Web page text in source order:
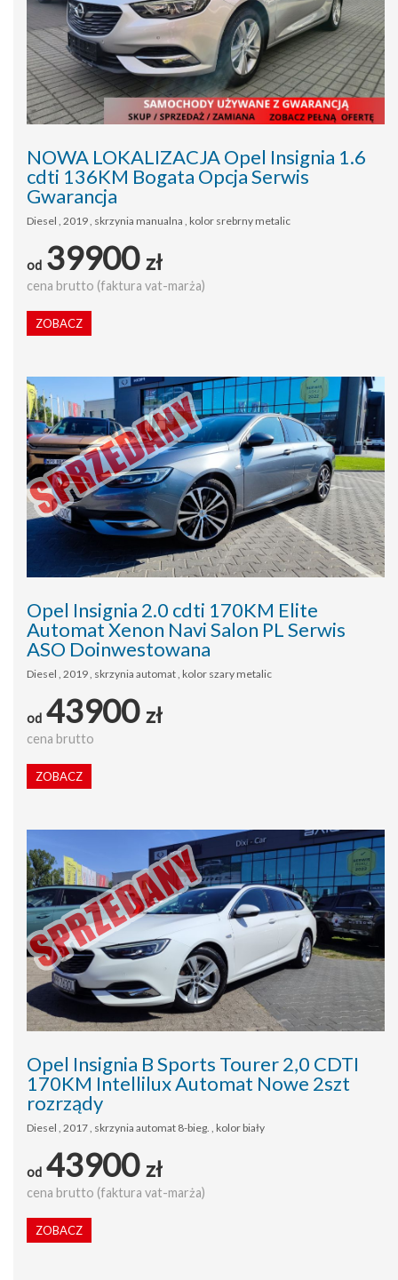
NOWA LOKALIZACJA Opel Insignia 1.6
cdti 136KM Bogata Opcja Serwis
Gwarancja
Diesel , 2019 , skrzynia manualna , kolor srebrny metalic
od 39900 zł
cena brutto (faktura vat-marża)
ZOBACZ
Opel Insignia 2.0 cdti 170KM Elite
Automat Xenon Navi Salon PL Serwis
ASO Doinwestowana
Diesel , 2019 , skrzynia automat , kolor szary metalic
od 43900 zł
cena brutto
ZOBACZ
Opel Insignia B Sports Tourer 2,0 CDTI
170KM Intellilux Automat Nowe 2szt
rozrządy
Diesel , 2017 , skrzynia automat 8-bieg. , kolor biały
od 43900 zł
cena brutto (faktura vat-marża)
ZOBACZ